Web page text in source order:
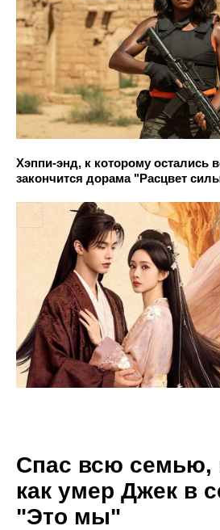
Хэппи-энд, к которому остались
закончится дорама "Расцвет
Спас всю семью,
как умер Джек в
"Это мы"